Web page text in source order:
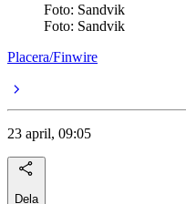
Foto: Sandvik
Foto: Sandvik
Placera/Finwire
23 april, 09:05
Dela